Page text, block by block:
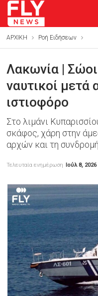
ΑΡΧΙΚΗ Ροή Ειδήσεων
Λακωνία |
ναυτικοί μετά
ιστιοφόρο
Στο λιμάνι
σκάφος, χάρη στην
αρχών και τη συνδρομή
Τελευταία ενημέρωση Ιούλ 8, 2026